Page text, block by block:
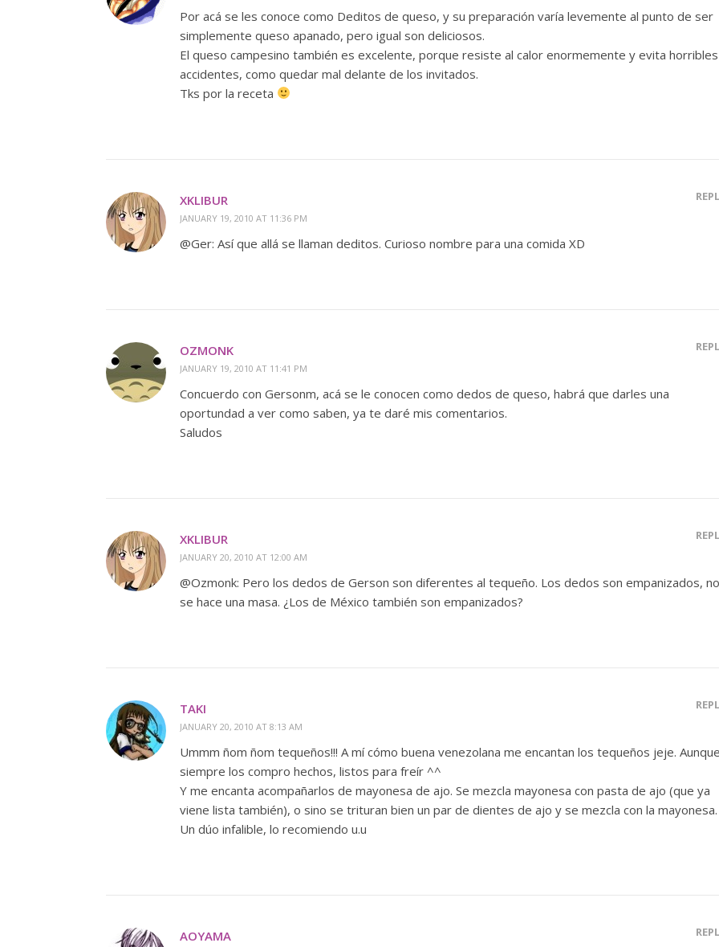
Por acá se les conoce como Deditos de queso, y su preparación varía levemente al punto de ser
simplemente queso apanado, pero igual son deliciosos.
El queso campesino también es excelente, porque resiste al calor enormemente y evita horribles
accidentes, como quedar mal delante de los invitados.
Tks por la receta
XKLIBUR
JANUARY 19, 2010 AT 11:36 PM
@Ger: Así que allá se llaman deditos. Curioso nombre para una comida XD
OZMONK
JANUARY 19, 2010 AT 11:41 PM
Concuerdo con Gersonm, acá se le conocen como dedos de queso, habrá que darles una
oportundad a ver como saben, ya te daré mis comentarios.
Saludos
XKLIBUR
JANUARY 20, 2010 AT 12:00 AM
@Ozmonk: Pero los dedos de Gerson son diferentes al tequeño. Los dedos son empanizados, no
se hace una masa. ¿Los de México también son empanizados?
TAKI
JANUARY 20, 2010 AT 8:13 AM
Ummm ñom ñom tequeños!!! A mí cómo buena venezolana me encantan los tequeños jeje. Aunque
siempre los compro hechos, listos para freír ^^
Y me encanta acompañarlos de mayonesa de ajo. Se mezcla mayonesa con pasta de ajo (que ya
viene lista también), o sino se trituran bien un par de dientes de ajo y se mezcla con la mayonesa.
Un dúo infalible, lo recomiendo u.u
AOYAMA